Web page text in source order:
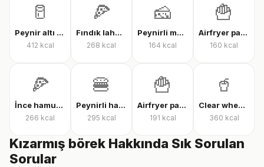
🥛
Peynir altı suyu protein tozu
412 kcal
🍕
Fındık lahmacun
268 kcal
🧀
Peynirli makarna
164 kcal
🍟
Airfryer patates kızartması
160 kcal
🍕
İnce hamur karışık pizza
266 kcal
🍔
Peynirli hamburger
295 kcal
🍟
Airfryer patates kızartması
191 kcal
🥤
Clear whey protein
360 kcal
Kızarmış börek Hakkında Sık Sorulan
Sorular